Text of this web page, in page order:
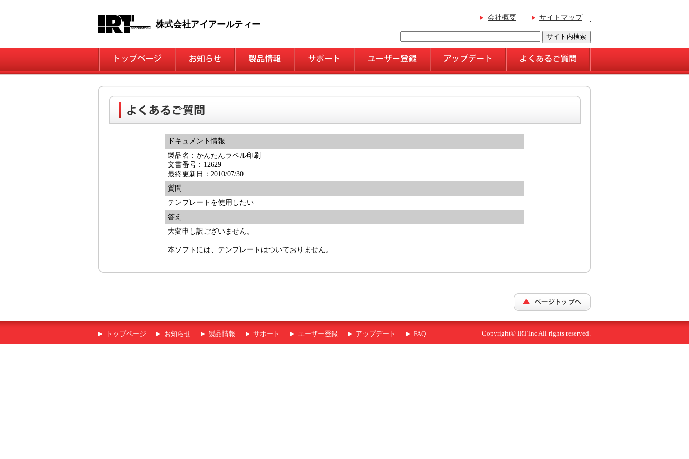
株式会社アイアールティー
会社概要 サイトマップ
ドキュメント情報
製品名：かんたんラベル印刷
文書番号：12629
最終更新日：2010/07/30
質問
テンプレートを使用したい
答え
大変申し訳ございません。
本ソフトには、テンプレートはついておりません。
トップページ お知らせ 製品情報 サポート ユーザー登録 アップデート FAQ Copyright© IRT.Inc All rights reserved.